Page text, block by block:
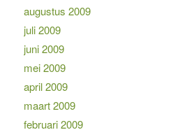
augustus 2009
juli 2009
juni 2009
mei 2009
april 2009
maart 2009
februari 2009